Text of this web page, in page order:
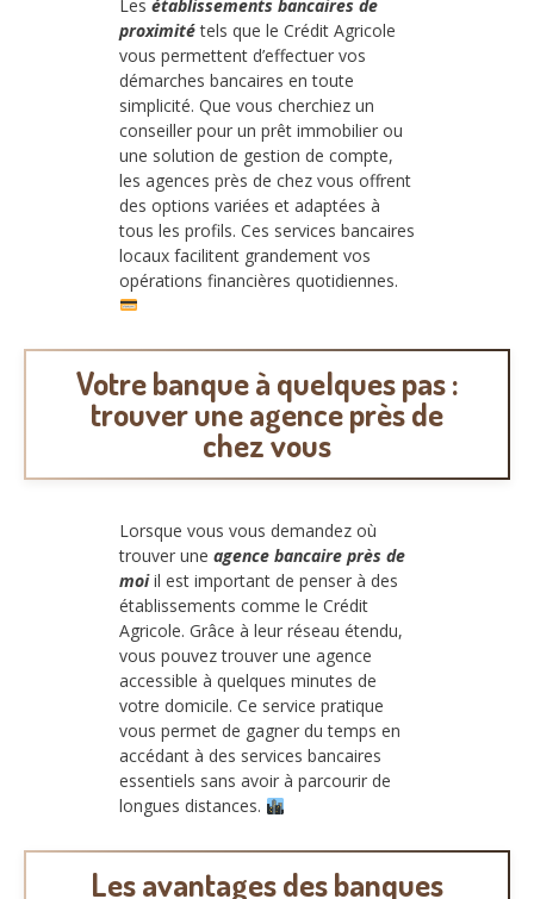
Les établissements bancaires de
proximitétels que le Crédit Agricole
vous permettent d’effectuer vos
démarches bancaires en toute
simplicité. Que vous cherchiez un
conseiller pour un prêt immobilier ou
une solution de gestion de compte,
les agences près de chez vous offrent
des options variées et adaptées à
tous les profils. Ces services bancaires
locaux facilitent grandement vos
opérations financières quotidiennes.
Votre banque à quelques pas :
trouver une agence près de
chez vous
Lorsque vous vous demandez où
trouver une agence bancaire près de
moiil est important de penser à des
établissements comme le Crédit
Agricole. Grâce à leur réseau étendu,
vous pouvez trouver une agence
accessible à quelques minutes de
votre domicile. Ce service pratique
vous permet de gagner du temps en
accédant à des services bancaires
essentiels sans avoir à parcourir de
longues distances.
Les avantages des banques